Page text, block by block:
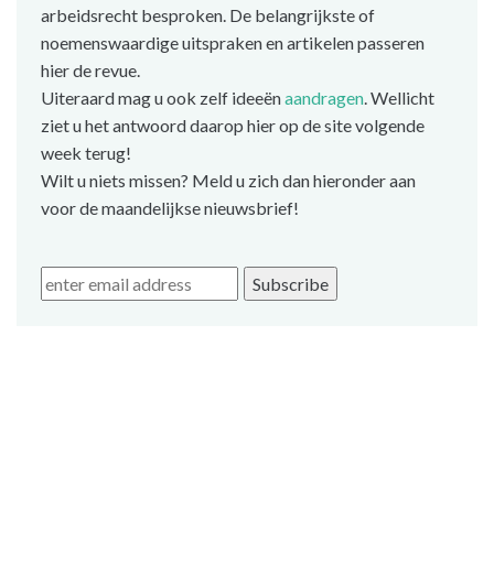
arbeidsrecht besproken. De belangrijkste of
noemenswaardige uitspraken en artikelen passeren
hier de revue.
Uiteraard mag u ook zelf ideeënaandragen. Wellicht
ziet u het antwoord daarop hier op de site volgende
week terug!
Wilt u niets missen? Meld u zich dan hieronder aan
voor de maandelijkse nieuwsbrief!